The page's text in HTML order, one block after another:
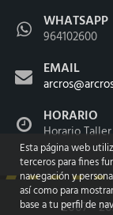
WHATSAPP
964102600
EMAIL
HORARIO
Horario
2007 -
Esta página web
terceros para fines
navegación y
así como para
base a tu perfil de